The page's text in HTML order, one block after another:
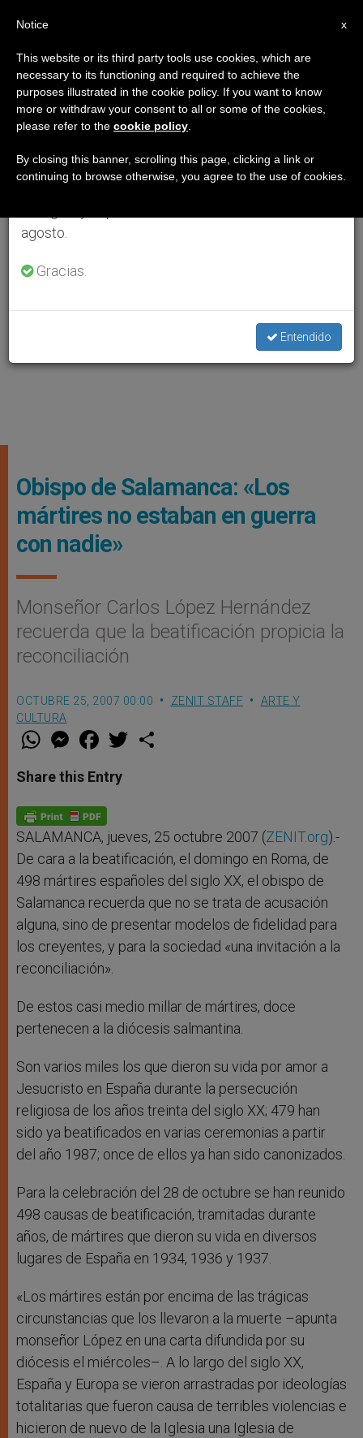
Obispo de Salamanca: «Los
mártires no estaban en guerra
con nadie»
Monseñor Carlos López Hernández
recuerda que la beatificación propicia la
reconciliación
OCTUBRE 25, 2007 00:00 ZENIT STAFF
ARTE Y
CULTURA
W
t
s
p
p
M
e
s
e
g
e
r
F
a
e
b
o
k
w
Share this Entry
SALAMANCA, jueves, 25 octubre 2007 (ZENIT.org).-
De cara a la beatificación, el domingo en Roma, de
498 mártires españoles del siglo XX, el obispo de
Salamanca recuerda que no se trata de acusación
alguna, sino de presentar modelos de fidelidad para
los creyentes, y para la sociedad «una invitación a la
reconciliación».
De estos casi medio millar de mártires, doce
pertenecen a la diócesis salmantina.
Son varios miles los que dieron su vida por amor a
Jesucristo en España durante la persecución
religiosa de los años treinta del siglo XX; 479 han
sido ya beatificados en varias ceremonias a partir
del año 1987; once de ellos ya han sido canonizados.
Para la celebración del 28 de octubre se han reunido
498 causas de beatificación, tramitadas durante
años, de mártires que dieron su vida en diversos
lugares de España en 1934, 1936 y 1937.
«Los mártires están por encima de las trágicas
circunstancias que los llevaron a la muerte –apunta
monseñor López en una carta difundida por su
diócesis el miércoles–. A lo largo del siglo XX,
España y Europa se vieron arrastradas por ideologías
totalitarias que fueron causa de terribles violencias e
hicieron de nuevo de la Iglesia una Iglesia de
×
Aviso importante
Del 27 de julio al 7 de agosto haremos la pausa
anual, aprovechando que en el periodo de verano
se generan menos informaciones y también el
agosto.
Gracias.
Entendido
x
Notice
This website or its third party tools use cookies, which are
necessary to its functioning and required to achieve the
purposes illustrated in the cookie policy. If you want to know
more or withdraw your consent to all or some of the cookies,
please refer to the cookie policy
By closing this banner, scrolling this page, clicking a link or
continuing to browse otherwise, you agree to the use of cookies.